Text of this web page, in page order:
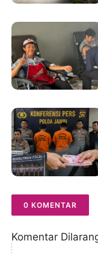
0 KOMENTAR
Komentar